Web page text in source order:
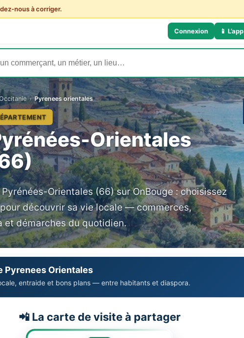
nous à corriger.
Connexion 📱 L’app
› Pyrenees orientales
Orientales
Orientales (66) sur OnBouge : choisissez
découvrir sa vie locale — commerces,
et démarches du quotidien.
Pyrenees Orientales
entraide et bons plans — entre habitants et diaspora.
📲 La carte de visite à partager